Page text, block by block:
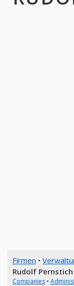
Firmen •
Rudolf Pernstich
Companies•